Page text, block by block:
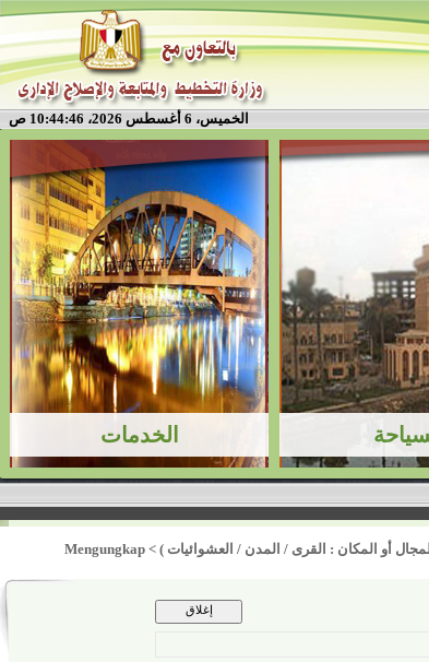
الخميس، 6 أغسطس 2026، 10:44:46 ص
أو المكان : القرى / المدن / العشوائيات ) >
Mengungkap